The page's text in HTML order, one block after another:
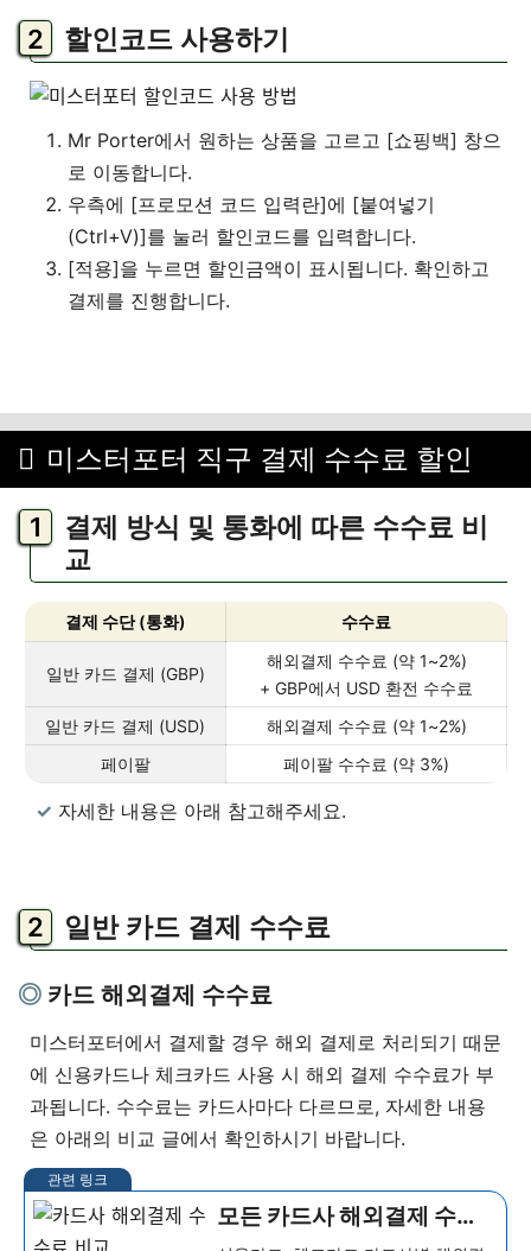
할인코드 사용하기
Mr Porter에서 원하는 상품을 고르고 [쇼핑백] 창으
로 이동합니다.
우측에 [프로모션 코드 입력란]에 [붙여넣기
(Ctrl+V)]를 눌러 할인코드를 입력합니다.
[적용]을 누르면 할인금액이 표시됩니다. 확인하고
결제를 진행합니다.
미스터포터 직구 결제 수수료 할인
결제 방식 및 통화에 따른 수수료 비
교
결제 수단 (통화) 수수료
일반 카드 결제 (GBP)
해외결제 수수료 (약 1~2%)
+ GBP에서 USD 환전 수수료
일반 카드 결제 (USD)
해외결제 수수료 (약 1~2%)
페이팔
페이팔 수수료 (약 3%)
자세한 내용은 아래 참고해주세요.
일반 카드 결제 수수료
카드 해외결제 수수료
미스터포터에서 결제할 경우 해외 결제로 처리되기 때문
에 신용카드나 체크카드 사용 시 해외 결제 수수료가 부
과됩니다. 수수료는 카드사마다 다르므로, 자세한 내용
은 아래의 비교 글에서 확인하시기 바랍니다.
모든 카드사 해외결제 수수
료 비교 (신용카드, 체크카